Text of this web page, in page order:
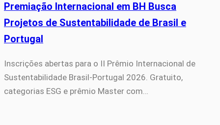
Premiação Internacional em BH Busca
Projetos de Sustentabilidade de Brasil e
Portugal
Inscrições abertas para o II Prêmio Internacional de
Sustentabilidade Brasil-Portugal 2026. Gratuito,
categorias ESG e prêmio Master com…